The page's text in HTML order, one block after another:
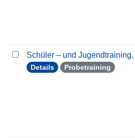
Schüler – und
Details Probetraining